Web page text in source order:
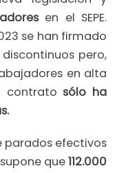
en el SEPE.
se han firmado
pero,
en alta
contrato sólo ha
parados efectivos
que112.000